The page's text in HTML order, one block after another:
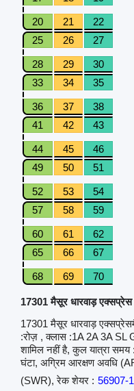
20 21 22
25
26 27
28 29 30
33
34 35
36 37 38
41
42 43
44 45 46
49
50 51
52 53 54
57
58 59
60 61 62
65
66 67
68 69 70
17301 मैसूर धारवाड़
17301 मैसूर धारवाड़
:रोज़ , क्लास :1A 2A 3A SL
शामिल नहीं है, कुल यात्रा
घंटा, अग्रिम आरक्षण अवधि
(SWR), रेक शेयर : 56907-